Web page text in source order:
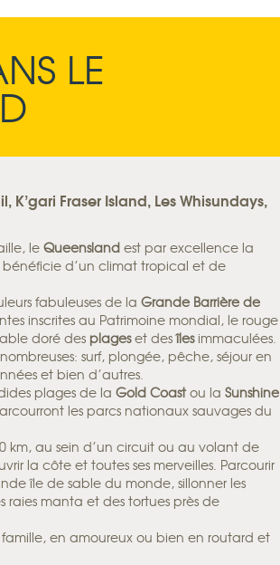
LE
Fraser Island, Les Whisundays,
le Queensland est par excellence la
bénéficie d’un climat tropical et de
fabuleuses de la Grande Barrière de
inscrites au Patrimoine mondial, le rouge
doré des plageset desîles immaculées.
surf, plongée, pêche, séjour en
et bien d’autres.
plages de la Gold Coast ou la Sunshine
les parcs nationaux sauvages du
km, au sein d’un circuit ou au volant de
la côte et toutes ses merveilles. Parcourir
île de sable du monde, sillonner les
raies manta et des tortues près de
en amoureux ou bien en routard et